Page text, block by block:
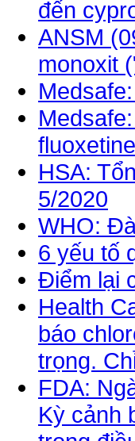
đến
ANSM
monoxit
HSA:
5/2020
WHO:
6 yếu tố
Điểm lại
Health
báo
trọng.
FDA:
Kỳ cảnh